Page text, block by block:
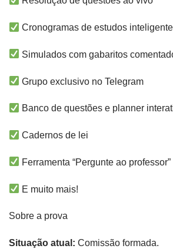
Cronogramas de estudos
Simulados com gabaritos
Grupo exclusivo no Telegram
Banco de questões e planner
Cadernos de lei
Ferramenta “Pergunte ao professor”
E muito mais!
Sobre a prova
Situação atual: Comissão formada.